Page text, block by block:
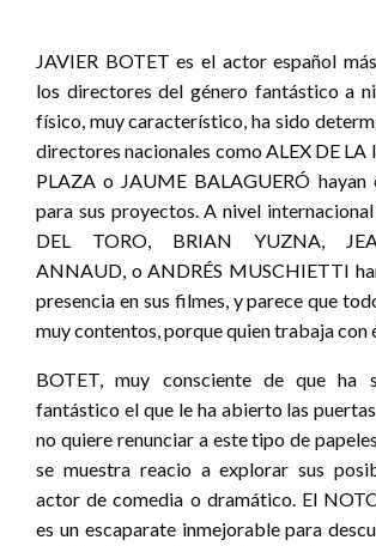
JAVIER BOTET es el actor español
los directores del género fantástico a
físico, muy característico, ha sido
directores nacionales como ALEX DE LA
PLAZA o JAUME BALAGUERÓ hayan
para sus proyectos. A nivel
DEL TORO, BRIAN YUZNA,
ANNAUD, o ANDRÉS MUSCHIETTI
presencia en sus filmes, y parece que
muy contentos, porque quien trabaja con
BOTET, muy consciente de que ha
fantástico el que le ha abierto las
no quiere renunciar a este tipo de
se muestra reacio a explorar sus
actor de comedia o dramático. El
es un escaparate inmejorable para